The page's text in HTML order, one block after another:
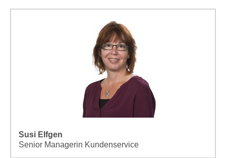
Susi Elfgen
Senior Managerin Kundenservice